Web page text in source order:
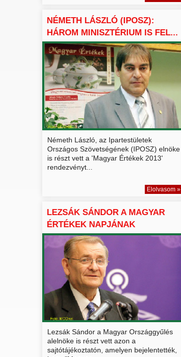
NÉMETH LÁSZLÓ (IPOSZ):
HÁROM MINISZTÉRIUM IS FEL...
Németh László, az Ipartestületek
Országos Szövetségének (IPOSZ) elnöke
is részt vett a 'Magyar Értékek 2013'
rendezvényt...
Elolvasom »
LEZSÁK SÁNDOR A MAGYAR
ÉRTÉKEK NAPJÁNAK
SAJTÓTÁJ...
Lezsák Sándor a Magyar Országgyűlés
alelnöke is részt vett azon a
sajtótájékoztatón, amelyen bejelentették,